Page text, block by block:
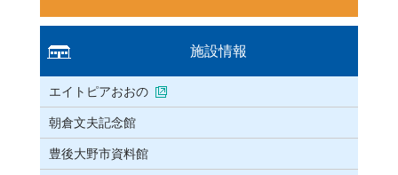
施設情報
エイトピアおおの
朝倉文夫記念館
豊後大野市資料館